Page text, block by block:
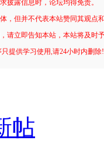
披露信息时，论坛均得免责。
，但并不代表本站赞同其观点
请立即告知本站，本站将及时
提供学习使用,请24小时内删
帖